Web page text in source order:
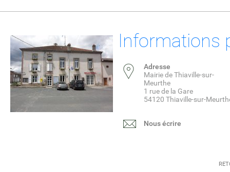
Informations
Adresse
Mairie de Thiaville-sur-
Meurthe
1 rue de la Gare
54120 Thiaville-sur-
Nous écrire